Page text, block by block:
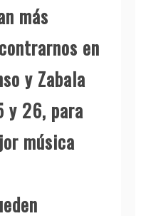
más
en
y Zabala
y 26, para
música